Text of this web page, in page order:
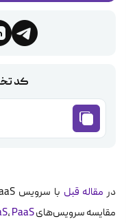
کد
در مقاله قبل
مقایسه سرویس‌های
،PaaS